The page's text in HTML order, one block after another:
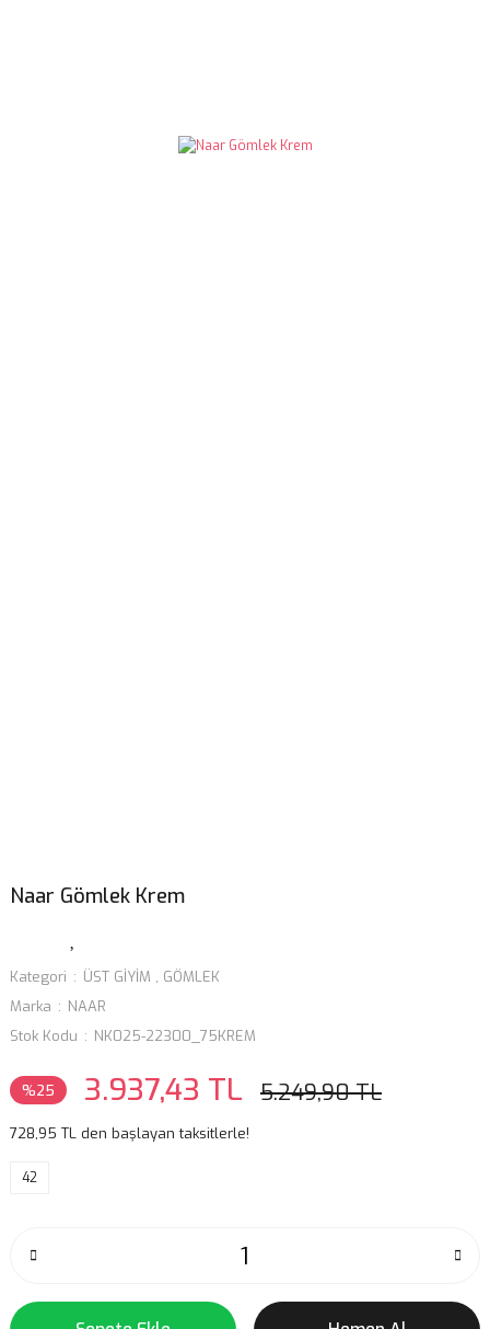
Naar Gömlek Krem
Kategori ÜST GİYİM , GÖMLEK
Marka
NAAR
Stok Kodu
NK025-22300_75KREM
%25 3.937,43 TL 5.249,90 TL
728,95 TL den başlayan taksitlerle!
42